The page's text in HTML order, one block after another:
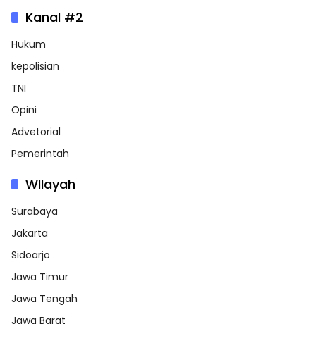
Kanal #2
Hukum
kepolisian
TNI
Opini
Advetorial
Pemerintah
WIlayah
Surabaya
Jakarta
Sidoarjo
Jawa Timur
Jawa Tengah
Jawa Barat